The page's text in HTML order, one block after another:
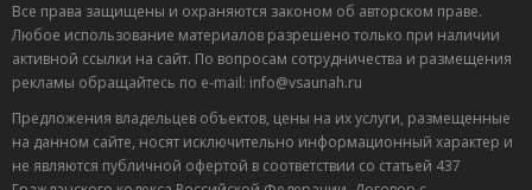
Все права защищены и охраняются законом об авторском праве.
Любое использование материалов разрешено только при наличии
активной ссылки на сайт. По вопросам сотрудничества и размещения
рекламы обращайтесь по e-mail: info@vsaunah.ru
Предложения владельцев объектов, цены на их услуги, размещенные
на данном сайте, носят исключительно информационный характер и
не являются публичной офертой в соответствии со статьей 437